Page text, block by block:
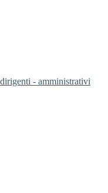
- amministrativi